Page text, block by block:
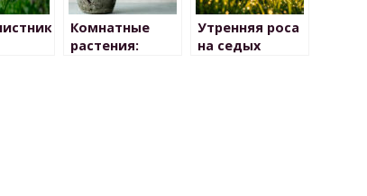
Комнатные
растения:
Утренняя роса
на седых